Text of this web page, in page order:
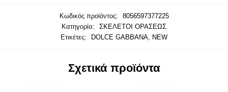
Κωδικός προϊόντος:
8056597377225
Κατηγορία:
ΣΚΕΛΕΤΟΙ ΟΡΑΣΕΩΣ
Ετικέτες:
DOLCE GABBANA, NEW
Σχετικά προϊόντα